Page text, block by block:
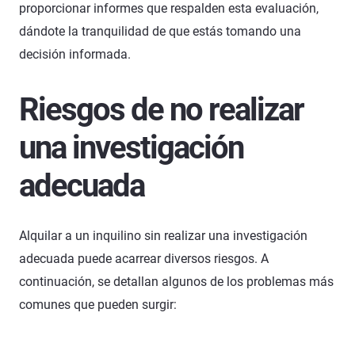
proporcionar informes que respalden esta evaluación,
dándote la tranquilidad de que estás tomando una
decisión informada.
Riesgos de no realizar
una investigación
adecuada
Alquilar a un inquilino sin realizar una investigación
adecuada puede acarrear diversos riesgos. A
continuación, se detallan algunos de los problemas más
comunes que pueden surgir: